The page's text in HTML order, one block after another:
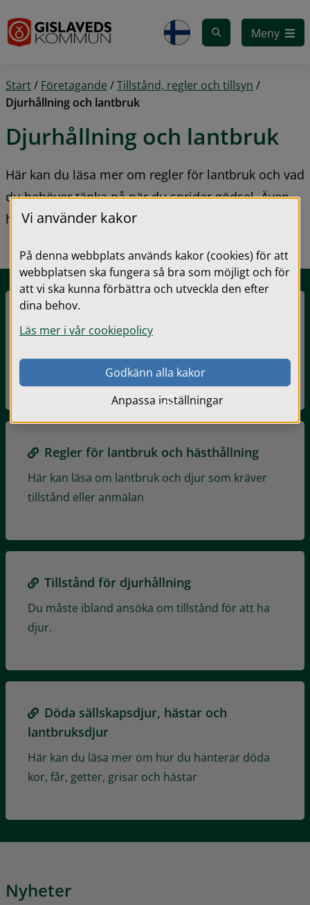
Meny
Start/ Företagande /Tillstånd, regler och tillsyn /
Djurhållning och lantbruk
Djurhållning och lantbruk
Här kan du läsa mer om regler för lantbruk och vad
du behöver tänka på när du sprider gödsel. Även
hur du gör med döda lantbruksdjur.
Hantera och sprida gödsel
mängder gödsel på ett bra sätt
Regler för lantbruk och hästhållning
Här kan läsa om lantbruk och djur som kräver
tillstånd eller anmälan
Tillstånd för djurhållning
Du måste ibland ansöka om tillstånd för att ha
djur.
Döda sällskapsdjur, hästar och
lantbruksdjur
Här kan du läsa mer om hur du hanterar döda
kor, får, getter, grisar och hästar
Nyheter
Vi använder kakor
På denna webbplats används kakor (cookies) för att
webbplatsen ska fungera så bra som möjligt och för
att vi ska kunna förbättra och utveckla den efter
dina behov.
Läs mer i vår cookiepolicy
Godkänn alla kakor
Anpassa inställningar